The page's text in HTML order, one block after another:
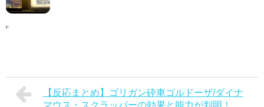
【反応まとめ】ゴリガン砕車ゴルドーザ/ダイナ